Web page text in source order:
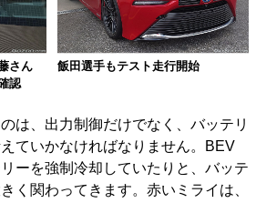
さん
認
飯田選手もテスト走行開始
は、出力制御だけでなく、バッテリ
ていかなければなりません。BEV
ーを強制冷却していたりと、バッテ
く関わってきます。赤いミライは、